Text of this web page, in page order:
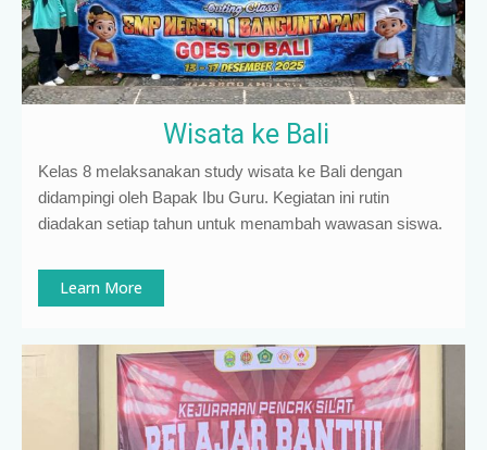
Wisata ke Bali
Kelas 8 melaksanakan study wisata ke Bali dengan
didampingi oleh Bapak Ibu Guru. Kegiatan ini rutin
diadakan setiap tahun untuk menambah wawasan siswa.
Learn More